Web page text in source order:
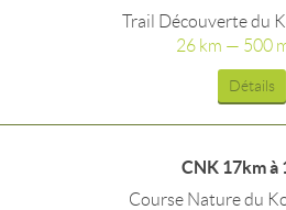
Trail Découverte du
26 km — 500
Détails
CNK 17km à
Course Nature du